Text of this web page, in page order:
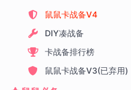
鼠鼠卡战备V4
DIY凑战备
卡战备排行榜
鼠鼠卡战备V3(已弃用)